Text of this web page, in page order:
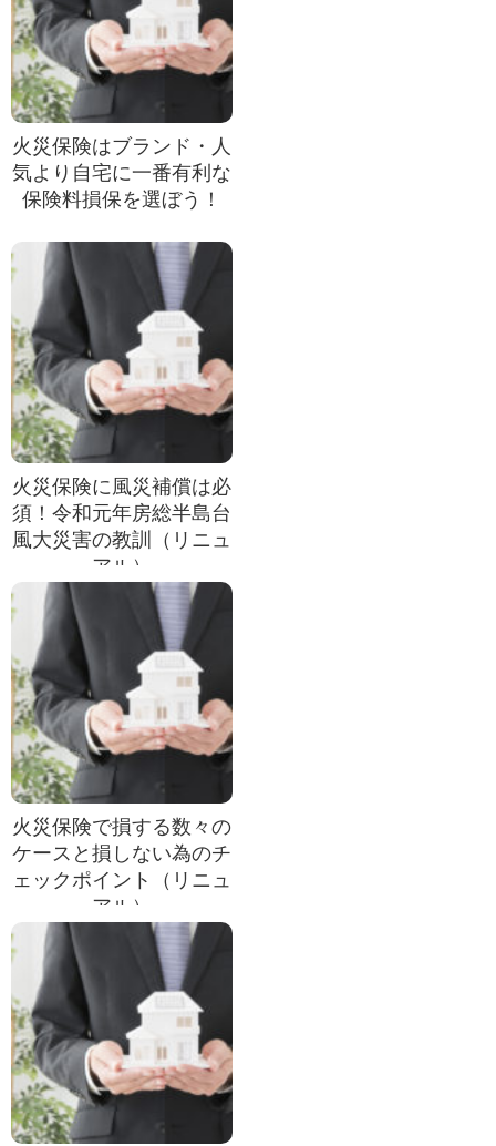
火災保険はブランド・人
気より自宅に一番有利な
保険料損保を選ぼう！
火災保険に風災補償は必
須！令和元年房総半島台
風大災害の教訓（リニュ
アル）
火災保険で損する数々の
ケースと損しない為のチ
ェックポイント（リニュ
アル）